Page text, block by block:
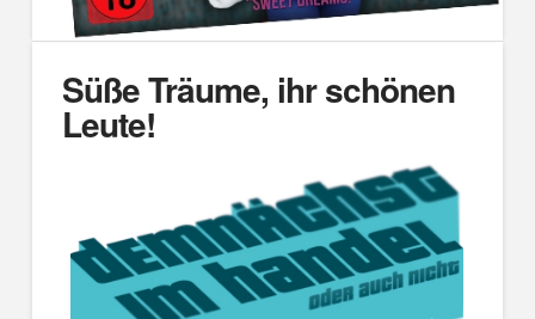
Süße Träume, ihr schönen
Leute!